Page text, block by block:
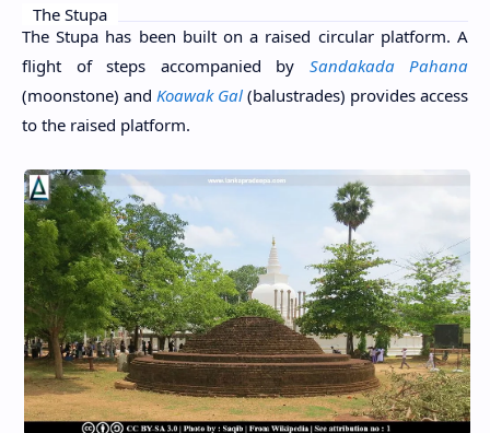
The Stupa
The Stupa has been built on a raised circular platform. A
flight of steps accompanied by Sandakada Pahana
(moonstone) and Koawak Gal (balustrades) provides access
to the raised platform.